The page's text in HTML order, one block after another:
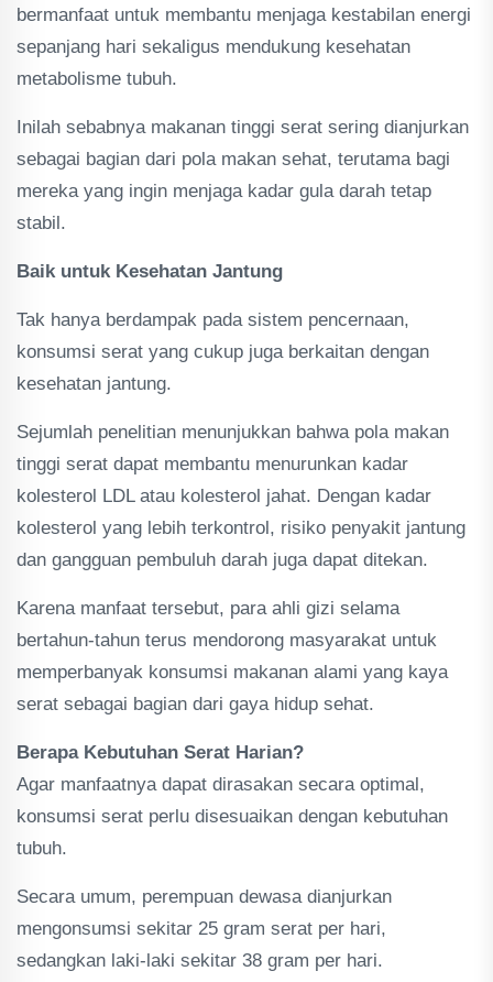
bermanfaat untuk membantu menjaga kestabilan energi
sepanjang hari sekaligus mendukung kesehatan
metabolisme tubuh.
Inilah sebabnya makanan tinggi serat sering dianjurkan
sebagai bagian dari pola makan sehat, terutama bagi
mereka yang ingin menjaga kadar gula darah tetap
stabil.
Baik untuk Kesehatan Jantung
Tak hanya berdampak pada sistem pencernaan,
konsumsi serat yang cukup juga berkaitan dengan
kesehatan jantung.
Sejumlah penelitian menunjukkan bahwa pola makan
tinggi serat dapat membantu menurunkan kadar
kolesterol LDL atau kolesterol jahat. Dengan kadar
kolesterol yang lebih terkontrol, risiko penyakit jantung
dan gangguan pembuluh darah juga dapat ditekan.
Karena manfaat tersebut, para ahli gizi selama
bertahun-tahun terus mendorong masyarakat untuk
memperbanyak konsumsi makanan alami yang kaya
serat sebagai bagian dari gaya hidup sehat.
Berapa Kebutuhan Serat Harian?
Agar manfaatnya dapat dirasakan secara optimal,
konsumsi serat perlu disesuaikan dengan kebutuhan
tubuh.
Secara umum, perempuan dewasa dianjurkan
mengonsumsi sekitar 25 gram serat per hari,
sedangkan laki-laki sekitar 38 gram per hari.